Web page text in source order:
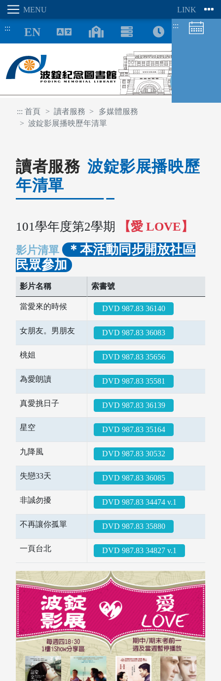
::: :::
::: 首頁 讀者服務
多媒體服務
波錠影展播映歷年清單
讀者服務 波錠影展播映歷
年清單
101學年度第2學期 【愛 LOVE】
影片清單
＊本活動同步開放社區
民眾參加
影片名稱 索書號
當愛來的時候 DVD 987.83 36140
女朋友。男朋友 DVD 987.83 36083
桃姐 DVD 987.83 35656
為愛朗讀 DVD 987.83 35581
真愛挑日子 DVD 987.83 36139
星空 DVD 987.83 35164
九降風 DVD 987.83 30532
失戀33天 DVD 987.83 36085
非誠勿擾 DVD 987.83 34474 v.1
不再讓你孤單 DVD 987.83 35880
一頁台北 DVD 987.83 34827 v.1